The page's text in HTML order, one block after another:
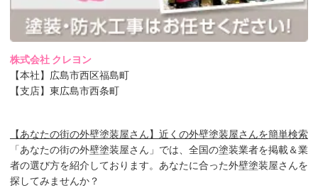
株式会社 クレヨン
【本社】広島市西区福島町
【支店】東広島市西条町
【あなたの街の外壁塗装屋さん】近くの外壁塗装屋さんを簡単検索
「あなたの街の外壁塗装屋さん」では、全国の塗装業者を掲載＆業
者の選び方を紹介しております。あなたに合った外壁塗装屋さんを
探してみませんか？